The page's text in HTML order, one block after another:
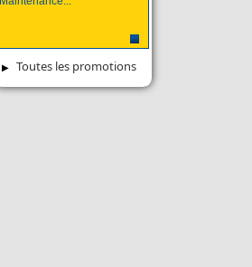
Toutes les promotions